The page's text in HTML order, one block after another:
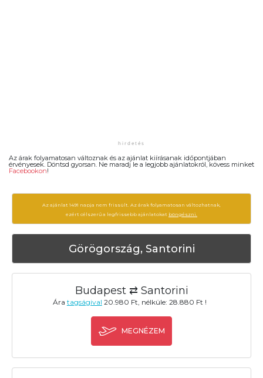
Az árak folyamatosan változnak és az ajánlat kiírásanak időpontjában
érvényesek. Döntsd gyorsan. Ne maradj le a legjobb ajánlatokról, kövess minket
Facebookon!
Az ajánlat 1491 napja nem frissült. Az árak folyamatosan változhatnak,
ezért célszerű a legfrissebb ajánlatokat böngészni.
Görögország, Santorini
Budapest ⇄ Santorini
Ára tagságival 20.980 Ft, nélküle: 28.880 Ft !
MEGNÉZEM